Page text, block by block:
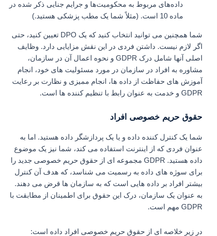
داده‌های مربوط به محکومیت‌ها و جرایم جنایی ذکر شده در
ماده 10 است. (مثلاً شما یک مطب پزشکی هستید.)
شما همچنین می توانید انتخاب کنید که یک DPO تعیین کنید، حتی
اگر لازم نیست. داشتن فردی در این نقش مزایایی دارد. وظایف
اصلی آنها شامل درک GDPR و نحوه اعمال آن در سازمان،
مشاوره به افراد در سازمان در مورد مسئولیت های خود، انجام
آموزش های حفاظت از داده ها، انجام ممیزی و نظارت بر رعایت
GDPR و خدمت به عنوان رابط با تنظیم کننده ها است.
حقوق حریم خصوصی افراد
شما یک کنترل کننده داده و یا یک پردازشگر داده هستید. اما به
عنوان فردی که از اینترنت استفاده می کند، شما نیز یک موضوع
داده هستید. GDPR مجموعه ای از حقوق حریم خصوصی جدید را
برای سوژه های داده به رسمیت می شناسد، که هدف آن کنترل
بیشتر افراد بر داده هایی است که به سازمان ها قرض می دهند.
به عنوان یک سازمان، درک این حقوق برای اطمینان از مطابقت با
GDPR مهم است.
در زیر خلاصه ای از حقوق حریم خصوصی افراد داده است: